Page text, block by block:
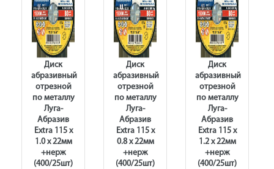
Диск
абразивный
отрезной
по металлу
Луга-
Абразив
Extra 115 x
1.0 x 22мм
+нерж
(400/25шт)
Диск
абразивный
отрезной
по металлу
Луга-
Абразив
Extra 115 x
0.8 x 22мм
+нерж
(400/25шт)
Диск
абразивный
отрезной
по металлу
Луга-
Абразив
Extra 115 x
1.2 x 22мм
+нерж
(400/25шт)